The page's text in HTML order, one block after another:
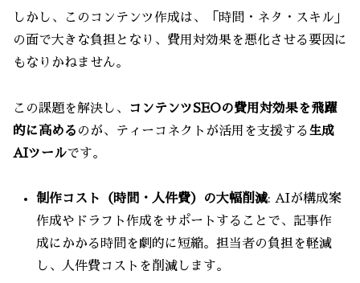
しかし、このコンテンツ作成は、「時間・ネタ・スキル」
の面で大きな負担となり、費用対効果を悪化させる要因に
もなりかねません。
この課題を解決し、
コンテンツSEOの費用対効果を飛躍
的に高める のが、ティーコネクトが活用を支援する生成
AIツールです。
制作コスト（時間・人件費）の大幅削減: AIが構成案
作成やドラフト作成をサポートすることで、記事作
成にかかる時間を劇的に短縮。担当者の負担を軽減
し、人件費コストを削減します。